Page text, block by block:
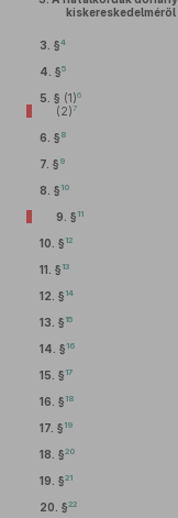
kiskereskedelméről
3. §4
4. §5
5. § (1)6
(2)7
6. § 8
7. § 9
8. § 10
9. § 11
10. § 12
11. § 13
12. § 14
13. § 15
14. § 16
15. § 17
16. § 18
17. § 19
18. §20
19. §21
20. §22